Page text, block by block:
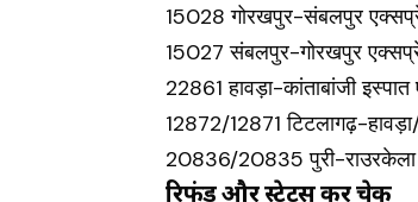
15028 गोरखपुर-संबलपुर
15027 संबलपुर-गोरखपुर
22861 हावड़ा-कांताबांजी
12872/12871 टिटलागढ़-
20836/20835 पुरी-राउरकेला
रिफंड और स्टेटस करें चेक